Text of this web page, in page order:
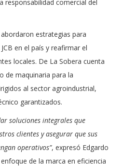
responsabilidad comercial del
estrategias para
en el país y reafirmar el
locales. De La Sobera cuenta
de maquinaria para la
al sector agroindustrial,
garantizados.
soluciones integrales que
clientes y asegurar que sus
operativos”, expresó Edgardo
de la marca en eficiencia